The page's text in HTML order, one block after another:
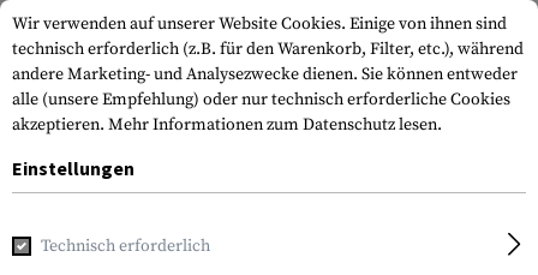
Home Waffenzubehör
Wir verwenden auf unserer Website Cookies. Einige von ihnen sind
technisch erforderlich (z.B. für den Warenkorb, Filter, etc.), während
andere Marketing- und Analysezwecke dienen. Sie können entweder
alle (unsere Empfehlung) oder nur technisch erforderliche Cookies
akzeptieren. Mehr Informationen zum Datenschutz lesen.
Einstellungen
Technisch erforderlich